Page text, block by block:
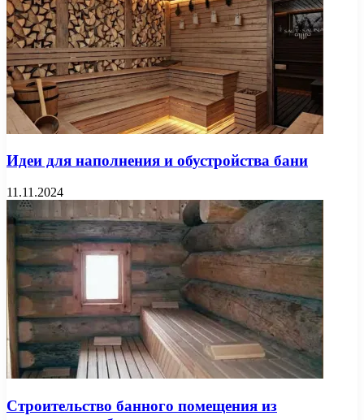
Идеи для наполнения и обустройства бани
11.11.2024
Строительство банного помещения из